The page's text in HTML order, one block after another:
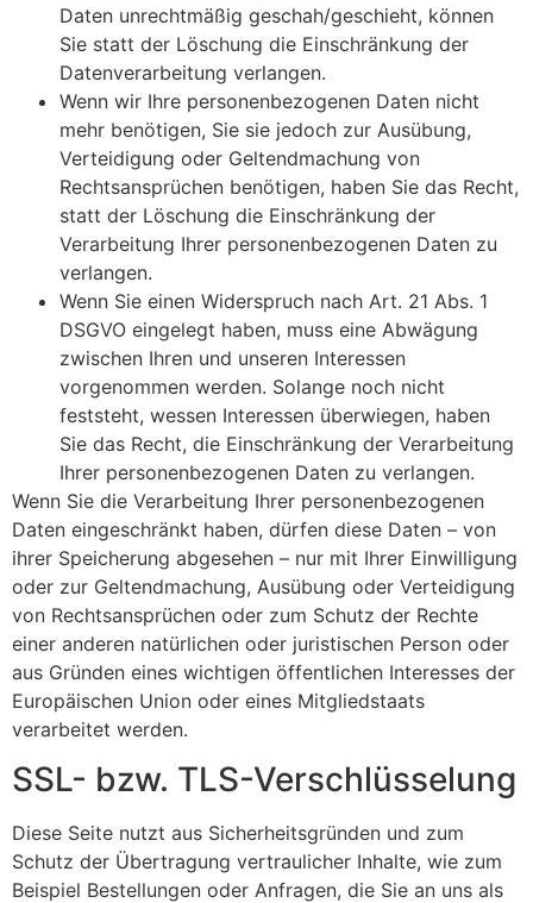
Daten unrechtmäßig geschah/geschieht, können
Sie statt der Löschung die Einschränkung der
Datenverarbeitung verlangen.
Wenn wir Ihre personenbezogenen Daten nicht
mehr benötigen, Sie sie jedoch zur Ausübung,
Verteidigung oder Geltendmachung von
Rechtsansprüchen benötigen, haben Sie das Recht,
statt der Löschung die Einschränkung der
Verarbeitung Ihrer personenbezogenen Daten zu
verlangen.
Wenn Sie einen Widerspruch nach Art. 21 Abs. 1
DSGVO eingelegt haben, muss eine Abwägung
zwischen Ihren und unseren Interessen
vorgenommen werden. Solange noch nicht
feststeht, wessen Interessen überwiegen, haben
Sie das Recht, die Einschränkung der Verarbeitung
Ihrer personenbezogenen Daten zu verlangen.
Wenn Sie die Verarbeitung Ihrer personenbezogenen
Daten eingeschränkt haben, dürfen diese Daten – von
ihrer Speicherung abgesehen – nur mit Ihrer Einwilligung
oder zur Geltendmachung, Ausübung oder Verteidigung
von Rechtsansprüchen oder zum Schutz der Rechte
einer anderen natürlichen oder juristischen Person oder
aus Gründen eines wichtigen öffentlichen Interesses der
Europäischen Union oder eines Mitgliedstaats
verarbeitet werden.
SSL- bzw. TLS-Verschlüsselung
Diese Seite nutzt aus Sicherheitsgründen und zum
Schutz der Übertragung vertraulicher Inhalte, wie zum
Beispiel Bestellungen oder Anfragen, die Sie an uns als